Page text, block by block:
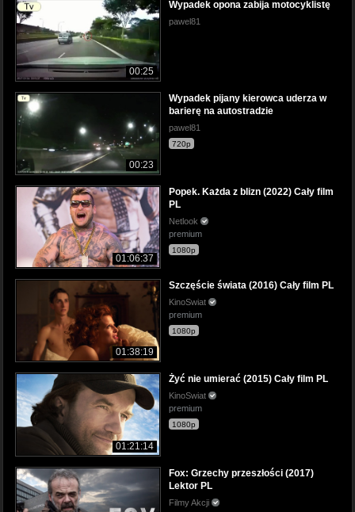
00:25
Wypadek opona zabija motocyklistę
pawel81
00:23
Wypadek pijany kierowca uderza w
barierę na autostradzie
pawel81
720p
01:06:37
Popek. Każda z blizn (2022) Cały film
PL
Netlook
premium
1080p
01:38:19
Szczęście świata (2016) Cały film PL
KinoSwiat
premium
1080p
01:21:14
Żyć nie umierać (2015) Cały film PL
KinoSwiat
premium
1080p
Fox: Grzechy przeszłości (2017)
Lektor PL
Filmy Akcji